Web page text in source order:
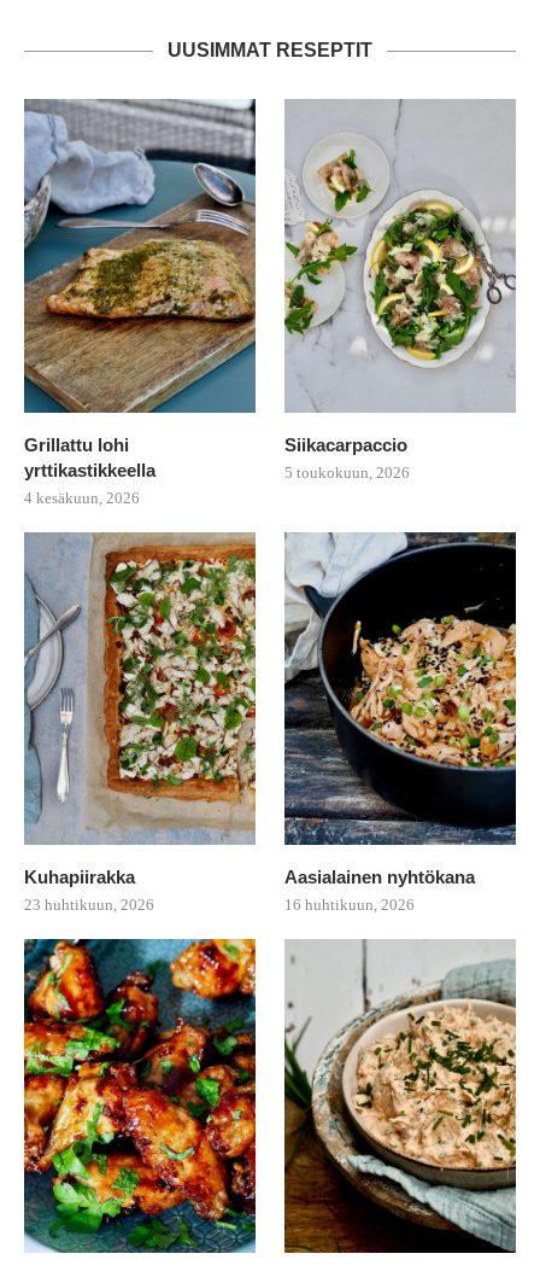
UUSIMMAT RESEPTIT
Grillattu lohi
yrttikastikkeella
4 kesäkuun, 2026
Siikacarpaccio
5 toukokuun, 2026
Kuhapiirakka
23 huhtikuun, 2026
Aasialainen nyhtökana
16 huhtikuun, 2026